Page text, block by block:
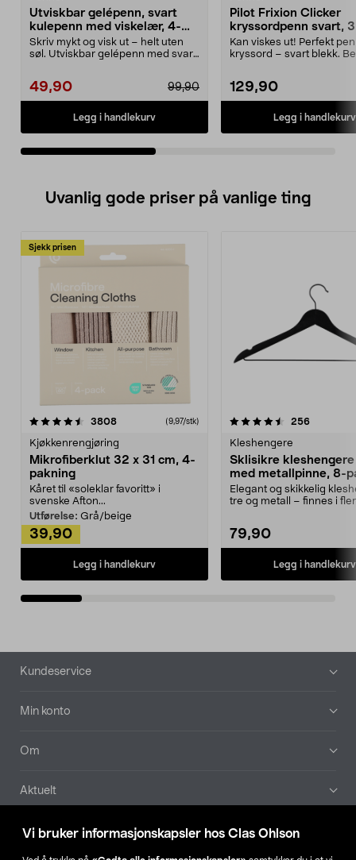
Vi bruker informasjonskapsler hos Clas Ohlson
Utviskbar gelépenn, svart
kulepenn med viskelær, 4-
pakning
Skriv mykt og visk ut – helt uten
søl. Utviskbar gelépenn med svart
99,90
49,90
Legg i handlekurv
Pilot Frixion Clicker
kryssordpenn svart,
pakning
Kan viskes ut! Perfekt
kryssord – svart blekk.
129,90
Legg i handlekurv
Uvanlig gode priser på vanlige ting
Sjekk prisen
3808anmeldelser(9,97/stk)
Kjøkkenrengjøring
Mikrofiberklut 32 x 31 cm, 4-
pakning
Kåret til «soleklar favoritt» i
svenske Afton...
Utførelse: Grå/beige
39,90
Legg i handlekurv
4.5av 5 stjerner 256
Kleshengere
Sklisikre
med metallpinne, 8-
Elegant og skikkelig
tre og metall – finnes i
79,90
Legg i handlekurv
4.5av 5 stjerner
Bunntekst
Kundeservice
Min konto
Om
Aktuelt
Våre selskaper